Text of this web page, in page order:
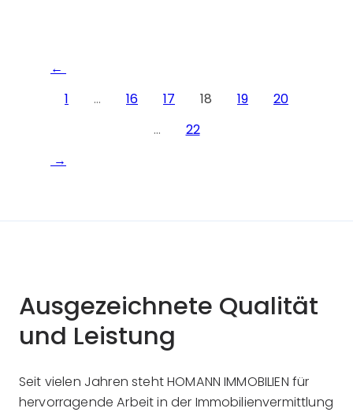
1 … 16 17 18 19
20
…
22
Ausgezeichnete Qualität
und Leistung
Seit vielen Jahren steht HOMANN IMMOBILIEN für
hervorragende Arbeit in der Immobilienvermittlung